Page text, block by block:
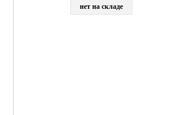
нет на складе